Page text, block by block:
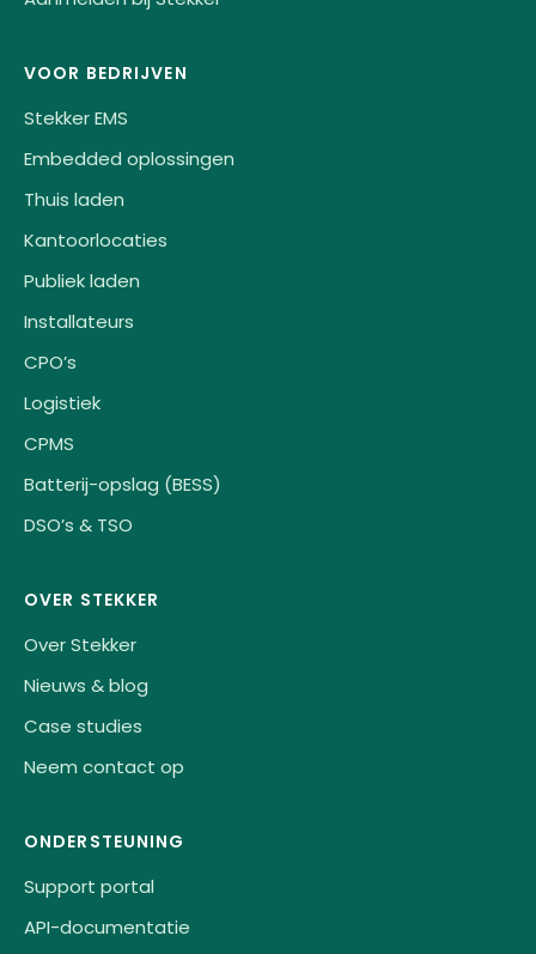
VOOR BEDRIJVEN
Stekker EMS
Embedded oplossingen
Thuis laden
Kantoorlocaties
Publiek laden
Installateurs
CPO’s
Logistiek
CPMS
Batterij-opslag (BESS)
DSO’s & TSO
OVER STEKKER
Over Stekker
Nieuws & blog
Case studies
Neem contact op
ONDERSTEUNING
Support portal
API-documentatie